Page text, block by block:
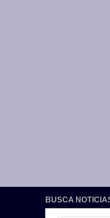
BUSCA